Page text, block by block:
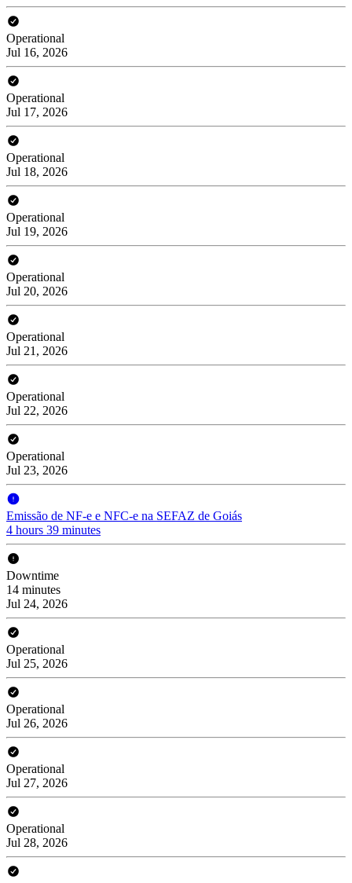
Operational
Jul 16, 2026
Operational
Jul 17, 2026
Operational
Jul 18, 2026
Operational
Jul 19, 2026
Operational
Jul 20, 2026
Operational
Jul 21, 2026
Operational
Jul 22, 2026
Operational
Jul 23, 2026
Emissão de NF-e e NFC-e na SEFAZ de Goiás
4 hours 39 minutes
Downtime
14 minutes
Jul 24, 2026
Operational
Jul 25, 2026
Operational
Jul 26, 2026
Operational
Jul 27, 2026
Operational
Jul 28, 2026